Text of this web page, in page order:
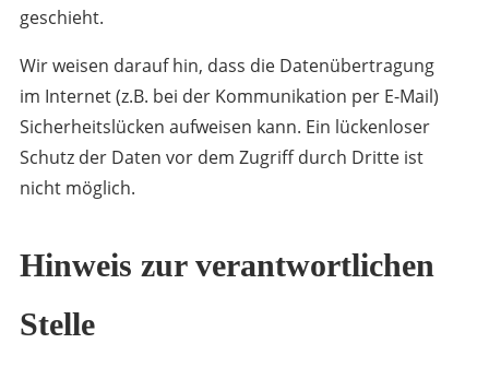
geschieht.
Wir weisen darauf hin, dass die Datenübertragung
im Internet (z.B. bei der Kommunikation per E-Mail)
Sicherheitslücken aufweisen kann. Ein lückenloser
Schutz der Daten vor dem Zugriff durch Dritte ist
nicht möglich.
Hinweis zur verantwortlichen
Stelle